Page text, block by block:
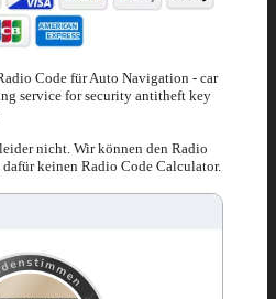
Code für Auto Navigation - car
service for security antitheft key
nicht. Wir können den Radio
keinen Radio Code Calculator.